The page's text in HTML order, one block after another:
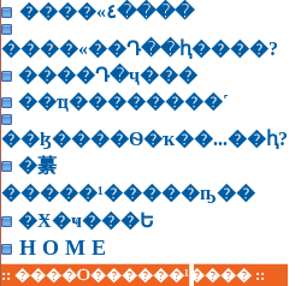
����«٤����
����«��Դ��ԧ����?
����Դ�ҷ���
��ҵ��������˹
��ɮ����Ѳ�ҡ��...��ԧ?
�繤
�����¹�����ҧ��
�Ӿ�ҹ���Ե
H O M E
:: ����Ѻ������¹���� ::